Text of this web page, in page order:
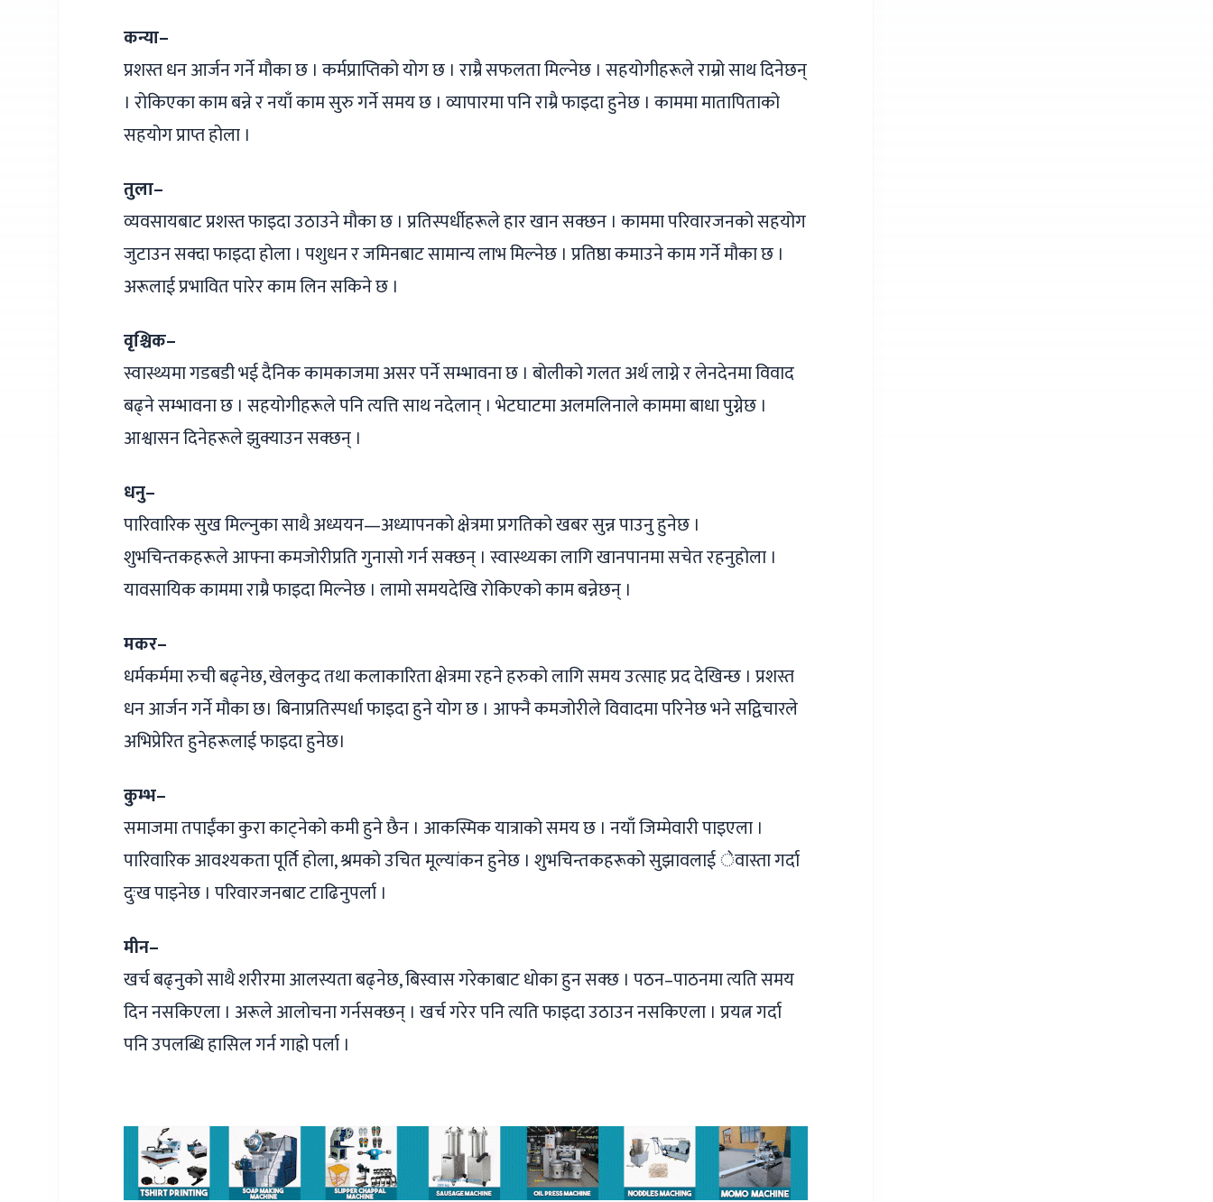
कन्या–
प्रशस्त धन आर्जन गर्ने मौका छ । कर्मप्राप्तिको योग छ । राम्रै सफलता मिल्नेछ । सहयोगीहरूले राम्रो साथ दिनेछन्
। रोकिएका काम बन्ने र नयाँ काम सुरु गर्ने समय छ । व्यापारमा पनि राम्रै फाइदा हुनेछ । काममा मातापिताको
सहयोग प्राप्त होला ।
तुला–
व्यवसायबाट प्रशस्त फाइदा उठाउने मौका छ । प्रतिस्पर्धीहरूले हार खान सक्छन । काममा परिवारजनको सहयोग
जुटाउन सक्दा फाइदा होला । पशुधन र जमिनबाट सामान्य लाभ मिल्नेछ । प्रतिष्ठा कमाउने काम गर्ने मौका छ ।
अरूलाई प्रभावित पारेर काम लिन सकिने छ ।
वृश्चिक–
स्वास्थ्यमा गडबडी भई दैनिक कामकाजमा असर पर्ने सम्भावना छ । बोलीको गलत अर्थ लाग्ने र लेनदेनमा विवाद
बढ्ने सम्भावना छ । सहयोगीहरूले पनि त्यत्ति साथ नदेलान् । भेटघाटमा अलमलिनाले काममा बाधा पुग्नेछ ।
आश्वासन दिनेहरूले झुक्याउन सक्छन् ।
धनु–
पारिवारिक सुख मिल्नुका साथै अध्ययन—अध्यापनको क्षेत्रमा प्रगतिको खबर सुन्न पाउनु हुनेछ ।
शुभचिन्तकहरूले आफ्ना कमजोरीप्रति गुनासो गर्न सक्छन् । स्वास्थ्यका लागि खानपानमा सचेत रहनुहोला ।
यावसायिक काममा राम्रै फाइदा मिल्नेछ । लामो समयदेखि रोकिएको काम बन्नेछन् ।
मकर–
धर्मकर्ममा रुची बढ्नेछ, खेलकुद तथा कलाकारिता क्षेत्रमा रहने हरुको लागि समय उत्साह प्रद देखिन्छ । प्रशस्त
धन आर्जन गर्ने मौका छ। बिनाप्रतिस्पर्धा फाइदा हुने योग छ । आफ्नै कमजोरीले विवादमा परिनेछ भने सद्विचारले
अभिप्रेरित हुनेहरूलाई फाइदा हुनेछ।
कुम्भ–
समाजमा तपाईंका कुरा काट्नेको कमी हुने छैन । आकस्मिक यात्राको समय छ । नयाँ जिम्मेवारी पाइएला ।
पारिवारिक आवश्यकता पूर्ति होला, श्रमको उचित मूल्यांकन हुनेछ । शुभचिन्तकहरूको सुझावलाई ेवास्ता गर्दा
दुःख पाइनेछ । परिवारजनबाट टाढिनुपर्ला ।
मीन–
खर्च बढ्नुको साथै शरीरमा आलस्यता बढ्नेछ, बिस्वास गरेकाबाट धोका हुन सक्छ । पठन–पाठनमा त्यति समय
दिन नसकिएला । अरूले आलोचना गर्नसक्छन् । खर्च गरेर पनि त्यति फाइदा उठाउन नसकिएला । प्रयत्न गर्दा
पनि उपलब्धि हासिल गर्न गाह्रो पर्ला ।